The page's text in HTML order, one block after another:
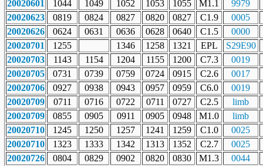
20020601
1044 1049 1052 1053 1055 M1.1
9979
20020623
0819 0824 0827 0820 0827 C1.9
0005
20020626
0624 0631 0636 0628 0640 C1.5
0000
20020701
1255 1346 1258 1321 EPL
S29E90
20020703
1143 1154 1204 1155 1200 C7.3
0019
20020705
0731 0739 0759 0724 0915 C2.6
0017
20020706
0927 0938 0943 0957 0959 C6.0
0019
20020709
0711 0716 0722 0711 0727 C2.5
limb
20020709
0855 0905 0911 0905 0948 M1.0
limb
20020710
1245 1250 1257 1241 1259 C1.0
0025
20020710
1323 1333 1342 1313 1352 C2.7
0025
20020726
0804 0829 0902 0820 0830 M1.3
0044